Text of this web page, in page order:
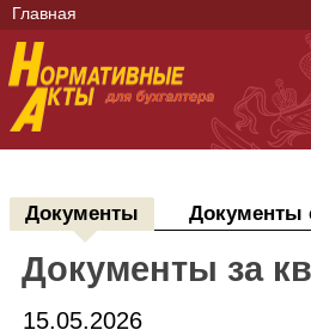
Главная
Документы Документы
Документы за
15.05.2026